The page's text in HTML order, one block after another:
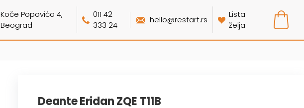
Koče Popovića 4,
Beograd
011 42
333 24
hello@restart.rs
Lista
želja
Deante Eridan ZQE T11B